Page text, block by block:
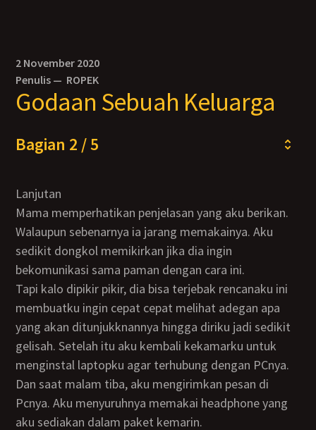
2 November 2020
Penulis — ROPEK
Godaan Sebuah Keluarga
Bagian 2 / 5
Lanjutan
Mama memperhatikan penjelasan yang aku berikan.
Walaupun sebenarnya ia jarang memakainya. Aku
sedikit dongkol memikirkan jika dia ingin
bekomunikasi sama paman dengan cara ini.
Tapi kalo dipikir pikir, dia bisa terjebak rencanaku ini
membuatku ingin cepat cepat melihat adegan apa
yang akan ditunjukknannya hingga diriku jadi sedikit
gelisah. Setelah itu aku kembali kekamarku untuk
menginstal laptopku agar terhubung dengan PCnya.
Dan saat malam tiba, aku mengirimkan pesan di
Pcnya. Aku menyuruhnya memakai headphone yang
aku sediakan dalam paket kemarin.